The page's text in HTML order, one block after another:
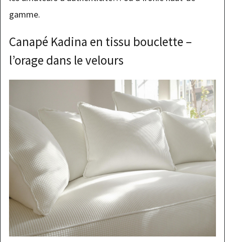
gamme.
Canapé Kadina en tissu bouclette –
l’orage dans le velours